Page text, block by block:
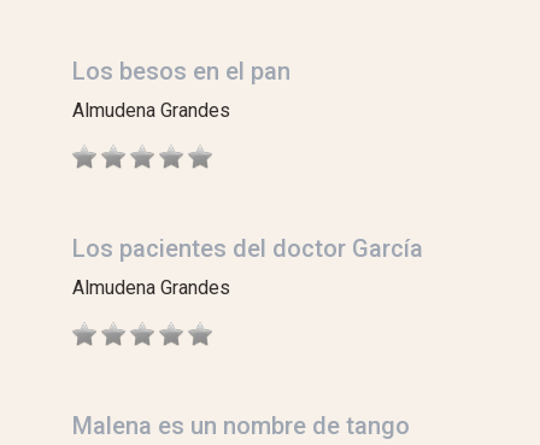
Los besos en el pan
Almudena Grandes
Los pacientes del doctor García
Almudena Grandes
Malena es un nombre de tango